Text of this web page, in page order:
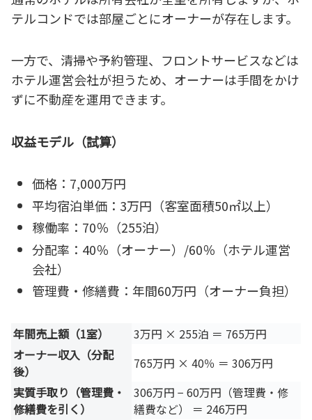
テルコンドでは部屋ごとにオーナーが存在します。
一方で、清掃や予約管理、フロントサービスなどは
ホテル運営会社が担うため、オーナーは手間をかけ
ずに不動産を運用できます。
収益モデル（試算）
価格：7,000万円
平均宿泊単価：3万円（客室面積50㎡以上）
稼働率：70％（255泊）
分配率：40％（オーナー）/60％（ホテル運営
会社）
管理費・修繕費：年間60万円（オーナー負担）
年間売上額（1室）
3万円 × 255泊 ＝ 765万円
オーナー収入（分配
後）
765万円 × 40％ ＝ 306万円
実質手取り（管理費・
修繕費を引く）
306万円 − 60万円（管理費・修
繕費など） ＝ 246万円